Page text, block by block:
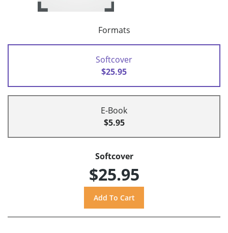
Formats
Softcover
$25.95
E-Book
$5.95
Softcover
$25.95